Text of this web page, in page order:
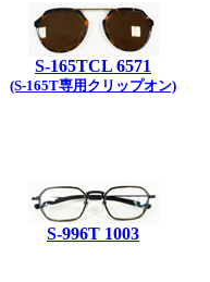
S-165TCL 6571
(S-165T専用クリップオン)
S-996T 1003